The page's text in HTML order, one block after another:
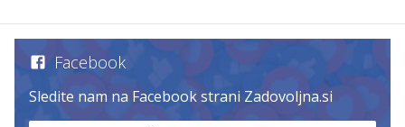
Facebook
Sledite nam na Facebook strani Zadovoljna.si